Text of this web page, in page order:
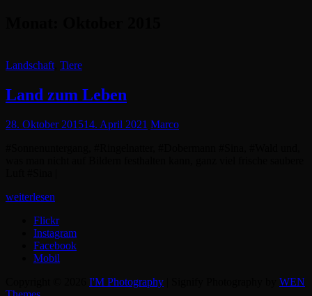
Cat
Landschaft Tiere
Land zum Leben
Posted
28. Oktober 201514. April 2021 Marco
weiterlesen
Leben
Flickr
Instagram
Facebook
Mobil
I'M Photography
WEN